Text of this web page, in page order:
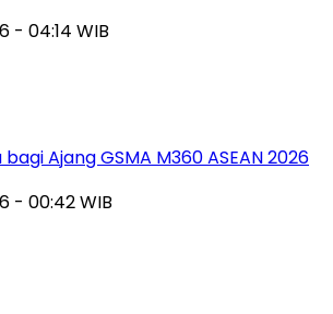
- 04:14 WIB
Ajang GSMA M360 ASEAN 2026
- 00:42 WIB